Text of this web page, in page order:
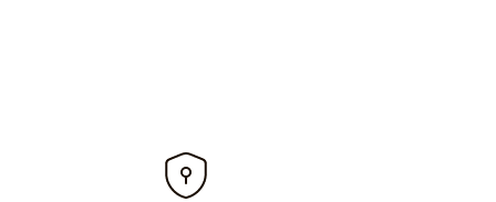
Ürün bilgilerinde hatalar bulunuyor.
Ürün fiyatı diğer sitelerden daha pahalı.